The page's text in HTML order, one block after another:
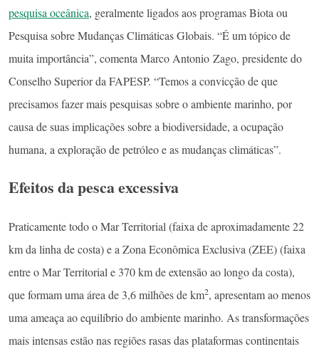
pesquisa oceânica, geralmente ligados aos programas Biota ou
Pesquisa sobre Mudanças Climáticas Globais. “É um tópico de
muita importância”, comenta Marco Antonio Zago, presidente do
Conselho Superior da FAPESP. “Temos a convicção de que
precisamos fazer mais pesquisas sobre o ambiente marinho, por
causa de suas implicações sobre a biodiversidade, a ocupação
humana, a exploração de petróleo e as mudanças climáticas”.
Efeitos da pesca excessiva
Praticamente todo o Mar Territorial (faixa de aproximadamente 22
km da linha de costa) e a Zona Econômica Exclusiva (ZEE) (faixa
entre o Mar Territorial e 370 km de extensão ao longo da costa),
que formam uma área de 3,6 milhões de km2, apresentam ao menos
uma ameaça ao equilíbrio do ambiente marinho. As transformações
mais intensas estão nas regiões rasas das plataformas continentais